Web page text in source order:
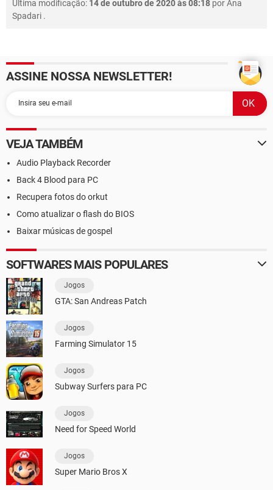
Última modificação: 14 de outubro de 2020 às 08:18 porAna
Spadari .
ASSINE NOSSA NEWSLETTER!
VEJA TAMBÉM
Audio Playback Recorder
Back 4 Blood para PC
Recupera fotos do orkut
Como atualizar o flash do BIOS
Baixar músicas de gospel
SOFTWARES MAIS POPULARES
Jogos
GTA: San Andreas Patch
Jogos
Farming Simulator 15
Jogos
Subway Surfers para PC
Jogos
Need for Speed World
Jogos
Super Mario Bros X